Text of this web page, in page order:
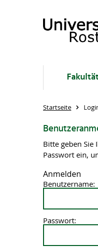
Startseite
Bitte geben
Passwort ein,
Anmelden
Benutzername:
Passwort: